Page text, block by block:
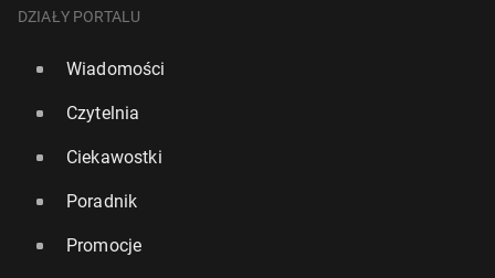
DZIAŁY PORTALU
Wiadomości
Czytelnia
Ciekawostki
Poradnik
Promocje